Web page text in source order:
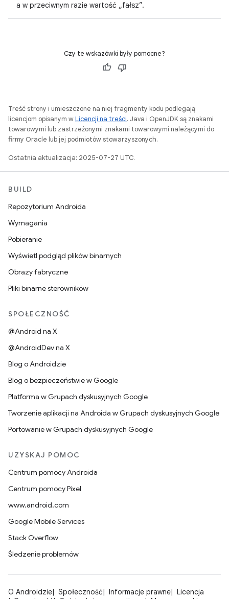
a w przeciwnym razie wartość „fałsz”.
Czy te wskazówki były pomocne?
Treść strony i umieszczone na niej fragmenty kodu podlegają
licencjom opisanym wLicencji na treści. Java i OpenJDK są znakami
towarowymi lub zastrzeżonymi znakami towarowymi należącymi do
firmy Oracle lub jej podmiotów stowarzyszonych.
Ostatnia aktualizacja: 2025-07-27 UTC.
BUILD
Repozytorium Androida
Wymagania
Pobieranie
Wyświetl podgląd plików binarnych
Obrazy fabryczne
Pliki binarne sterowników
SPOŁECZNOŚĆ
@Android na X
@AndroidDev na X
Blog o Androidzie
Blog o bezpieczeństwie w Google
Platforma w Grupach dyskusyjnych Google
Tworzenie aplikacji na Androida w Grupach dyskusyjnych Google
Portowanie w Grupach dyskusyjnych Google
UZYSKAJ POMOC
Centrum pomocy Androida
Centrum pomocy Pixel
www.android.com
Google Mobile Services
Stack Overflow
Śledzenie problemów
O Androidzie Społeczność Informacje prawne
Licencja